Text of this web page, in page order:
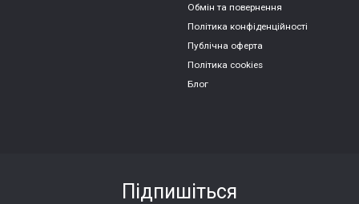
Обмін та повернення
Політика конфіденційності
Публічна оферта
Політика cookies
Блог
Підпишіться